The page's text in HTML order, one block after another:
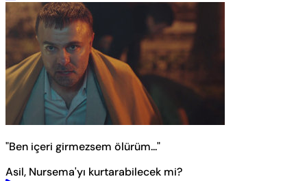
"Ben içeri girmezsem ölürüm..."
Asil, Nursema'yı kurtarabilecek mi?